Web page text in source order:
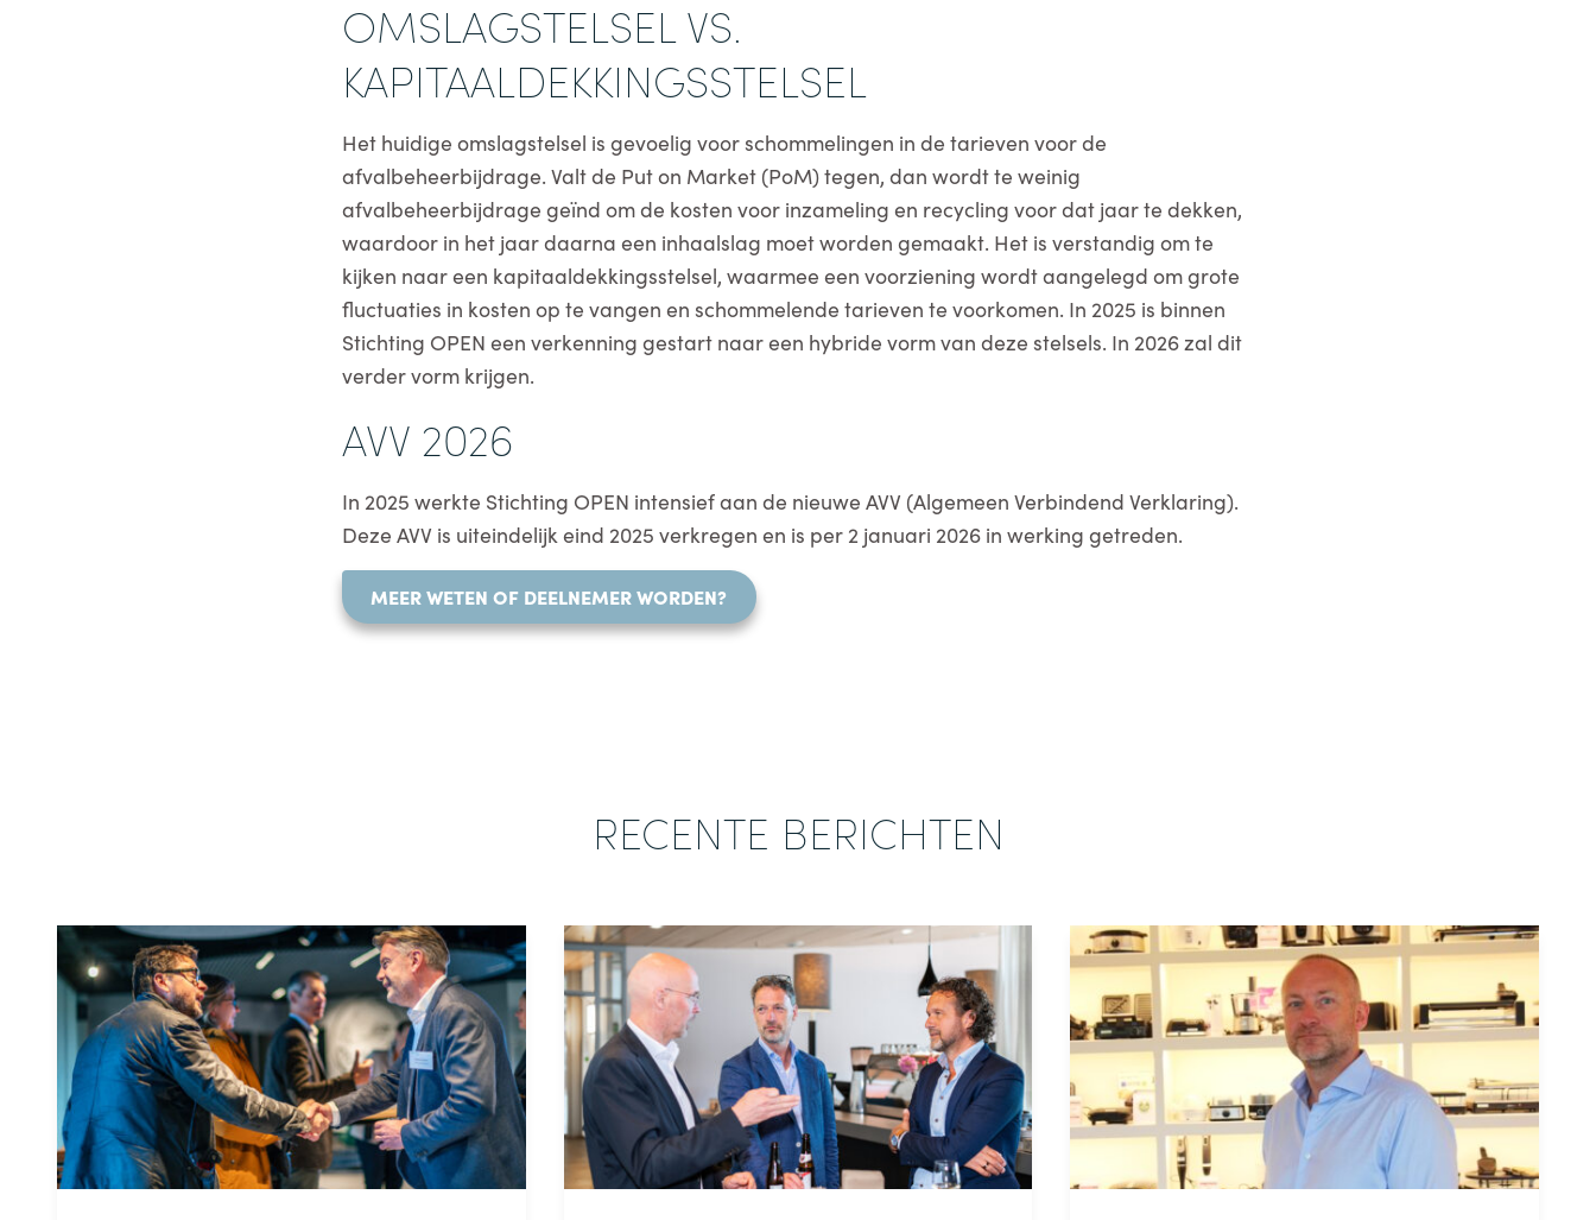
OMSLAGSTELSEL VS.
KAPITAALDEKKINGSSTELSEL
Het huidige omslagstelsel is gevoelig voor schommelingen in de tarieven voor de
afvalbeheerbijdrage. Valt de Put on Market (PoM) tegen, dan wordt te weinig
afvalbeheerbijdrage geïnd om de kosten voor inzameling en recycling voor dat jaar te dekken,
waardoor in het jaar daarna een inhaalslag moet worden gemaakt. Het is verstandig om te
kijken naar een kapitaaldekkingsstelsel, waarmee een voorziening wordt aangelegd om grote
fluctuaties in kosten op te vangen en schommelende tarieven te voorkomen. In 2025 is binnen
Stichting OPEN een verkenning gestart naar een hybride vorm van deze stelsels. In 2026 zal dit
verder vorm krijgen.
AVV 2026
In 2025 werkte Stichting OPEN intensief aan de nieuwe AVV (Algemeen Verbindend Verklaring).
Deze AVV is uiteindelijk eind 2025 verkregen en is per 2 januari 2026 in werking getreden.
MEER WETEN OF DEELNEMER WORDEN?
RECENTE BERICHTEN